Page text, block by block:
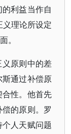
利益当作自
理论所设定
。
原则中的差
通过补偿原
性。他首先
的原则。罗
人天赋问题